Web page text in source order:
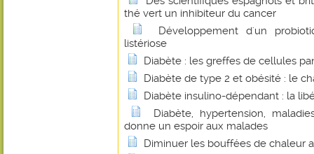
thé vert un inhibiteur du cancer
Développement d'un
listériose
Diabète : les greffes de cellules
Diabète de type 2 et obésité : le
Diabète insulino-dépendant : la
Diabète, hypertension,
donne un espoir aux malades
Diminuer les bouffées de chaleur